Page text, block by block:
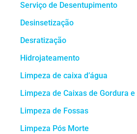
Serviço de Desentupimento
Desinsetização
Desratização
Hidrojateamento
Limpeza de caixa d’água
Limpeza de Caixas de Gordura
Limpeza de Fossas
Limpeza Pós Morte